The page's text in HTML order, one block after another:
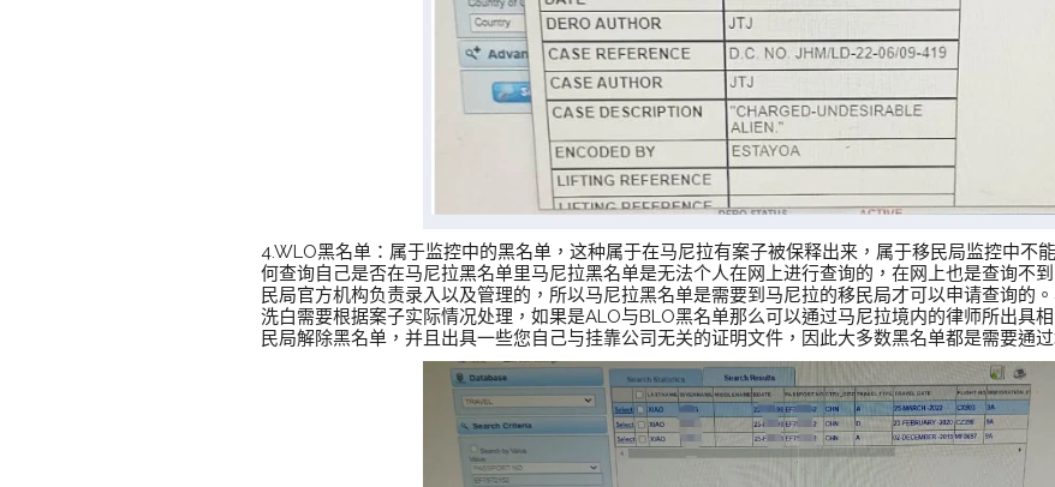
4.WLO黑名单：属于监控中的黑名单，这种属于在马尼拉有案子被保释出来，属于移民局监控中不
何查询自己是否在马尼拉黑名单里马尼拉黑名单是无法个人在网上进行查询的，在网上也是查询不
民局官方机构负责录入以及管理的，所以马尼拉黑名单是需要到马尼拉的移民局才可以申请查询的
洗白需要根据案子实际情况处理，如果是ALO与BLO黑名单那么可以通过马尼拉境内的律师所出具
民局解除黑名单，并且出具一些您自己与挂靠公司无关的证明文件，因此大多数黑名单都是需要通